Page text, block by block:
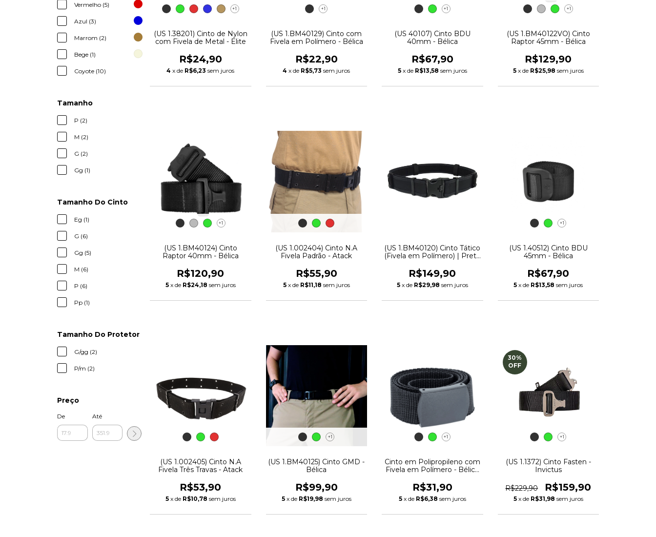
Vermelho (5)
Azul (3)
Marrom (2)
Bege (1)
Coyote (10)
Tamanho
P (2)
M (2)
G (2)
Gg (1)
Tamanho Do Cinto
Eg (1)
G (6)
Gg (5)
M (6)
P (6)
Pp (1)
Tamanho Do Protetor
G/gg (2)
P/m (2)
Preço
De Até
+1
(US 1.38201) Cinto de Nylon
com Fivela de Metal - Elite
R$24,90
4 x de R$6,23 sem juros
+1
(US 1.BM40129) Cinto com
Fivela em Polímero - Bélica
R$22,90
4 x de R$5,73 sem juros
+1
(US 40107) Cinto BDU
40mm - Bélica
R$67,90
5 x de R$13,58 sem juros
+1
(US 1.BM40122VO) Cinto
Raptor 45mm - Bélica
R$129,90
5 x de R$25,98 sem juros
+1
(US 1.BM40124) Cinto
Raptor 40mm - Bélica
R$120,90
5 x de R$24,18 sem juros
(US 1.002404) Cinto N.A
Fivela Padrão - Atack
R$55,90
5 x de R$11,18 sem juros
(US 1.BM40120) Cinto Tático
(Fivela em Polímero) | Preto
R$149,90
5 x de R$29,98 sem juros
+1
(US 1.40512) Cinto BDU
45mm - Bélica
R$67,90
5 x de R$13,58 sem juros
(US 1.002405) Cinto N.A
Fivela Três Travas - Atack
R$53,90
5 x de R$10,78 sem juros
+1
(US 1.BM40125) Cinto GMD -
Bélica
R$99,90
5 x de R$19,98 sem juros
+1
Cinto em Polipropileno com
Fivela em Polímero - Bélica
R$31,90
5 x de R$6,38 sem juros
30%
OFF
+1
(US 1.1372) Cinto Fasten -
Invictus
R$229,90 R$159,90
5 x de R$31,98 sem juros